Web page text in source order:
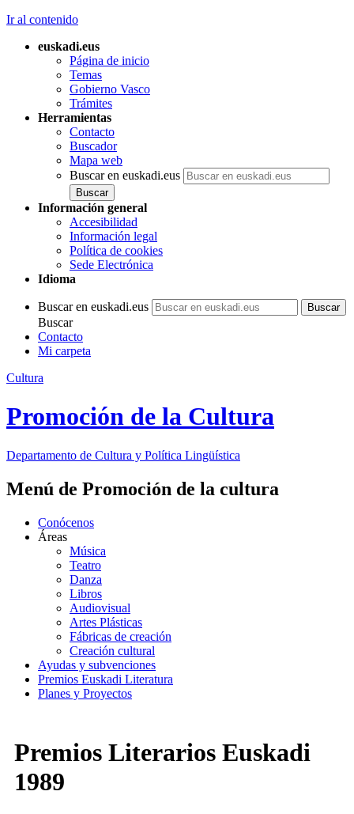
Ir al contenido
euskadi.eus
Página de inicio
Temas
Gobierno Vasco
Trámites
Herramientas
Contacto
Buscador
Mapa web
Buscar en euskadi.eus
Información general
Accesibilidad
Información legal
Política de cookies
Sede Electrónica
Idioma
Buscar en euskadi.eus
Buscar
Contacto
Mi carpeta
Cultura
Promoción de la Cultura
Departamento de Cultura y Política Lingüística
Menú de Promoción de la cultura
Conócenos
Áreas
Música
Teatro
Danza
Libros
Audiovisual
Artes Plásticas
Fábricas de creación
Creación cultural
Ayudas y subvenciones
Premios Euskadi Literatura
Planes y Proyectos
Premios Literarios Euskadi
1989